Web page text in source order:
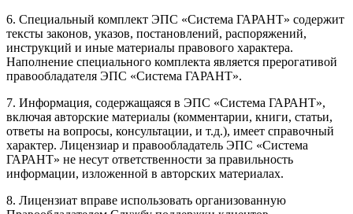
6. Специальный комплект ЭПС «Система ГАРАНТ» содержит
тексты законов, указов, постановлений, распоряжений,
инструкций и иные материалы правового характера.
Наполнение специального комплекта является прерогативой
правообладателя ЭПС «Система ГАРАНТ».
7. Информация, содержащаяся в ЭПС «Система ГАРАНТ»,
включая авторские материалы (комментарии, книги, статьи,
ответы на вопросы, консультации, и т.д.), имеет справочный
характер. Лицензиар и правообладатель ЭПС «Система
ГАРАНТ» не несут ответственности за правильность
информации, изложенной в авторских материалах.
8. Лицензиат вправе использовать организованную